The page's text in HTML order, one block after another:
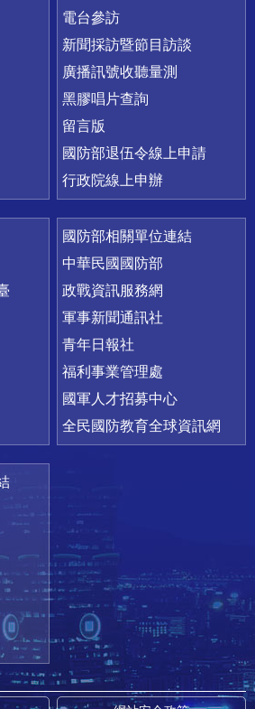
電台參訪
新聞採訪暨節目訪談
廣播訊號收聽量測
黑膠唱片查詢
留言版
國防部退伍令線上申請
行政院線上申辦
國防部相關單位連結
中華民國國防部
政戰資訊服務網
軍事新聞通訊社
青年日報社
福利事業管理處
國軍人才招募中心
全民國防教育全球資訊網